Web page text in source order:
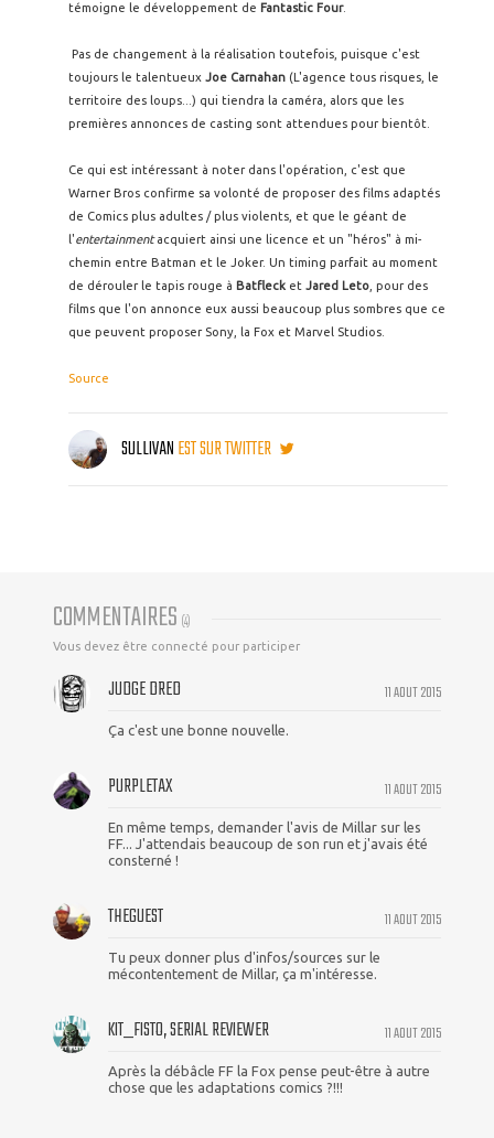
témoigne le développement de Fantastic Four.
Pas de changement à la réalisation toutefois, puisque c'est
toujours le talentueux Joe Carnahan (L'agence tous risques, le
territoire des loups...) qui tiendra la caméra, alors que les
premières annonces de casting sont attendues pour bientôt.
Ce qui est intéressant à noter dans l'opération, c'est que
Warner Bros confirme sa volonté de proposer des films adaptés
de Comics plus adultes / plus violents, et que le géant de
l'entertainmentacquiert ainsi une licence et un "héros" à mi-
chemin entre Batman et le Joker. Un timing parfait au moment
de dérouler le tapis rouge à Batfleck et Jared Leto , pour des
films que l'on annonce eux aussi beaucoup plus sombres que ce
que peuvent proposer Sony, la Fox et Marvel Studios.
Source
SULLIVANEST SUR TWITTER
COMMENTAIRES (4)
Vous devez être connecté pour participer
11 AOUT 2015
JUDGE DRED
Ça c'est une bonne nouvelle.
11 AOUT 2015
PURPLETAX
En même temps, demander l'avis de Millar sur les
FF... J'attendais beaucoup de son run et j'avais été
consterné !
11 AOUT 2015
THEGUEST
Tu peux donner plus d'infos/sources sur le
mécontentement de Millar, ça m'intéresse.
11 AOUT 2015
KIT_FISTO, SERIAL REVIEWER
Après la débâcle FF la Fox pense peut-être à autre
chose que les adaptations comics ?!!!